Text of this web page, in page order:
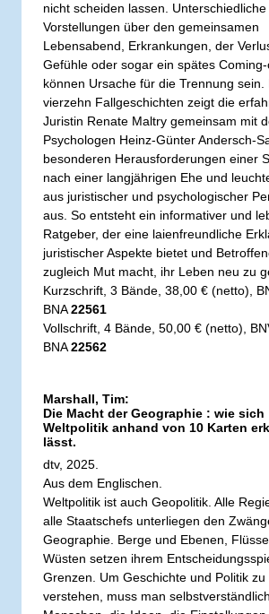
nicht scheiden lassen. Unterschiedliche
Vorstellungen über den gemeinsamen
Lebensabend, Erkrankungen, der
Gefühle oder sogar ein spätes
können Ursache für die Trennung sein.
vierzehn Fallgeschichten zeigt die
Juristin Renate Maltry gemeinsam mit
Psychologen Heinz-Günter Andersch-
besonderen Herausforderungen einer
nach einer langjährigen Ehe und
aus juristischer und psychologischer
aus. So entsteht ein informativer und
Ratgeber, der eine laienfreundliche
juristischer Aspekte bietet und
zugleich Mut macht, ihr Leben neu zu
Kurzschrift, 3 Bände, 38,00 € (netto),
BNA22561
Vollschrift, 4 Bände, 50,00 € (netto),
BNA22562
Marshall, Tim:
Die Macht der Geographie : wie sich
Weltpolitik anhand von 10 Karten
lässt.
dtv, 2025.
Aus dem Englischen.
Weltpolitik ist auch Geopolitik. Alle
alle Staatschefs unterliegen den
Geographie. Berge und Ebenen,
Wüsten setzen ihrem
Grenzen. Um Geschichte und Politik zu
verstehen, muss man